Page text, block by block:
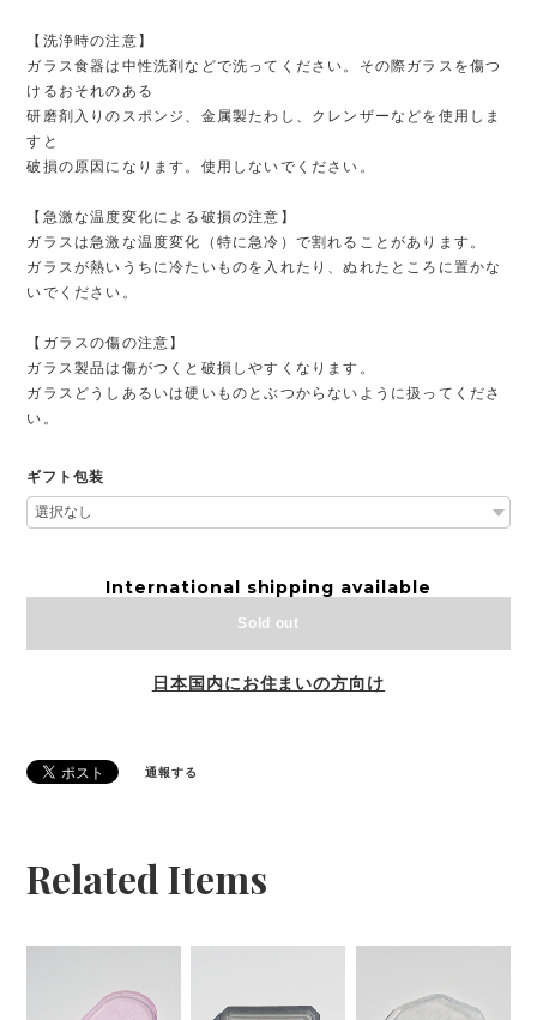
【洗浄時の注意】
ガラス食器は中性洗剤などで洗ってください。その際ガラスを傷つ
けるおそれのある
研磨剤入りのスポンジ、金属製たわし、クレンザーなどを使用しま
すと
破損の原因になります。使用しないでください。
【急激な温度変化による破損の注意】
ガラスは急激な温度変化（特に急冷）で割れることがあります。
ガラスが熱いうちに冷たいものを入れたり、ぬれたところに置かな
いでください。
【ガラスの傷の注意】
ガラス製品は傷がつくと破損しやすくなります。
ガラスどうしあるいは硬いものとぶつからないように扱ってくださ
い。
ギフト包装
International shipping available
Sold out
日本国内にお住まいの方向け
通報する
Related Items